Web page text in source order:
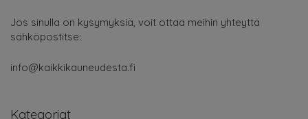
Jos sinulla on kysymyksiä, voit ottaa meihin yhteyttä
sähköpostitse:
info@kaikkikauneudesta.fi
Kategoriat